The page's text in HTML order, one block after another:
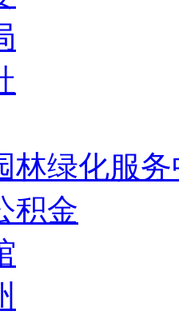
林绿化服
积金